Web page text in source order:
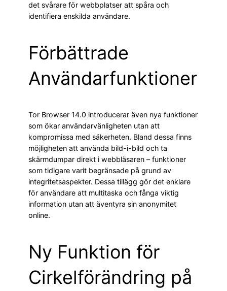
det svårare för webbplatser att spåra och
identifiera enskilda användare.
Förbättrade
Användarfunktioner
Tor Browser 14.0 introducerar även nya funktioner
som ökar användarvänligheten utan att
kompromissa med säkerheten. Bland dessa finns
möjligheten att använda bild-i-bild och ta
skärmdumpar direkt i webbläsaren – funktioner
som tidigare varit begränsade på grund av
integritetsaspekter. Dessa tillägg gör det enklare
för användare att multitaska och fånga viktig
information utan att äventyra sin anonymitet
online.
Ny Funktion för
Cirkelförändring på